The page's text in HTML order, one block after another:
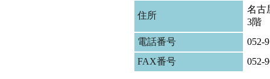
住所
名古
3階
電話番号
052-
FAX番号
052-